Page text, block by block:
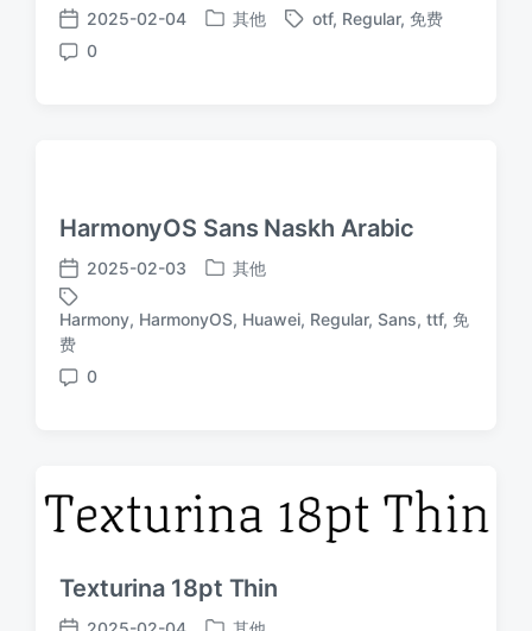
发
布
2025-02-04
发
其他
标
otf, Regular, 免费
评
0
HarmonyOS Sans Naskh Arabic
发
布
日
期
2025-02-03
发
于
其他
标
签
Harmony, HarmonyOS, Huawei, Regular, Sans, ttf, 免
费
评
0
Texturina 18pt Thin